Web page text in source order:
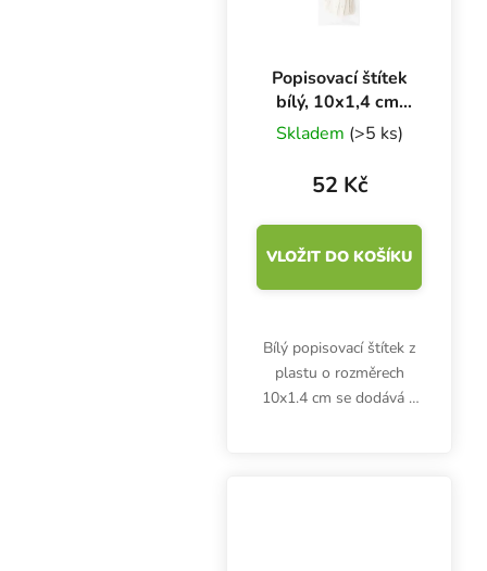
Popisovací štítek
bílý, 10x1,4 cm,
20 ks
Skladem (>5 ks)
52 Kč
VLOŽIT DO KOŠÍKU
Bílý popisovací štítek z
plastu o rozměrech
10x1.4 cm se dodává v